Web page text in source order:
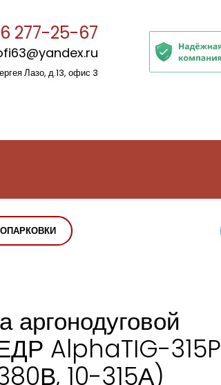
277-25-67
Лазо, д.13, офис 3
аргонодуговой
AlphaTIG-315P
10-315А)